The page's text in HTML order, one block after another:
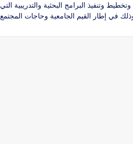
وتنفيذ البرامج البحثية والتدريبية التي
في إطار القيم الجامعية وحاجات المجتمع